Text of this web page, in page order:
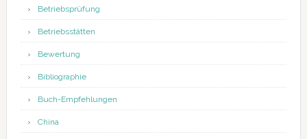
Betriebsprüfung
Betriebsstätten
Bewertung
Bibliographie
Buch-Empfehlungen
China